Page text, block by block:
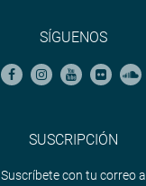
SÍGUENOS
SUSCRIPCIÓN
Suscríbete con tu correo a